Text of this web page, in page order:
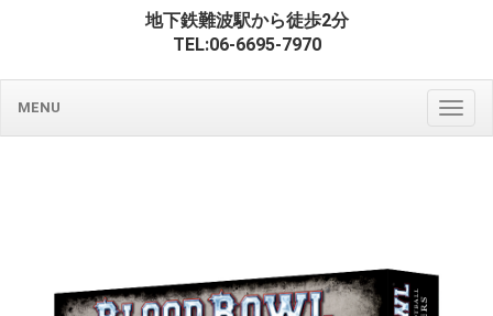
地下鉄難波駅から徒歩2分
TEL:06-6695-7970
MENU